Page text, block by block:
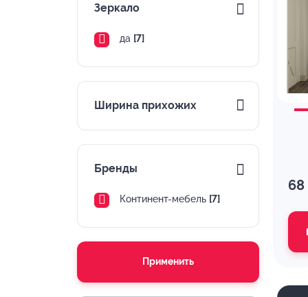
Зеркало
да [7]
Ширина прихожих
Бренды
Континент-мебель [7]
Применить